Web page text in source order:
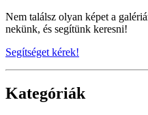
Nem találsz olyan képet a
nekünk, és segítünk keresni!
Segítséget kérek!
Kategóriák